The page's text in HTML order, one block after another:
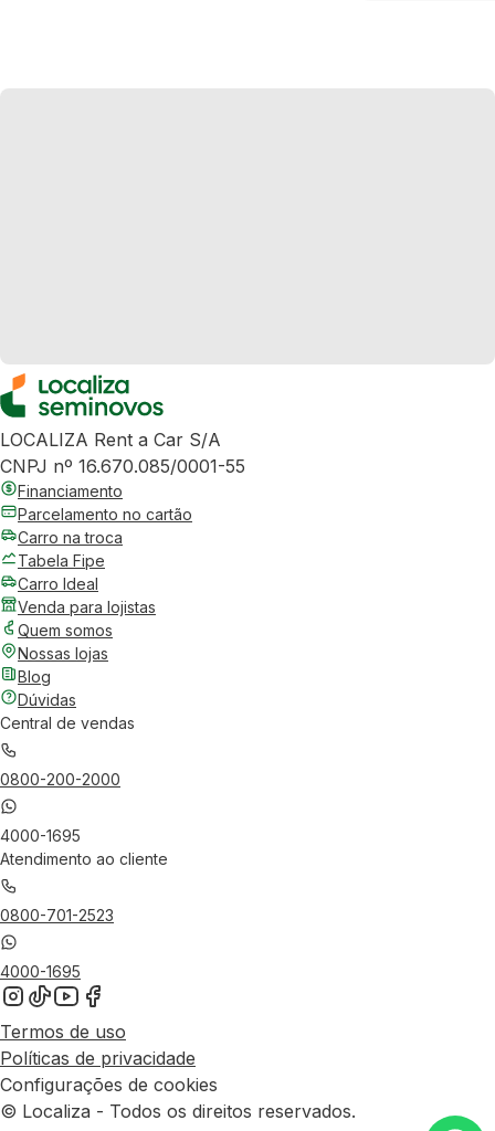
LOCALIZA Rent a Car S/A
CNPJ nº 16.670.085/0001-55
Financiamento
Parcelamento no cartão
Carro na troca
Tabela Fipe
Carro Ideal
Venda para lojistas
Quem somos
Nossas lojas
Blog
Dúvidas
Central de vendas
0800-200-2000
4000-1695
Atendimento ao cliente
0800-701-2523
4000-1695
Termos de uso
Políticas de privacidade
Configurações de cookies
© Localiza - Todos os direitos reservados.